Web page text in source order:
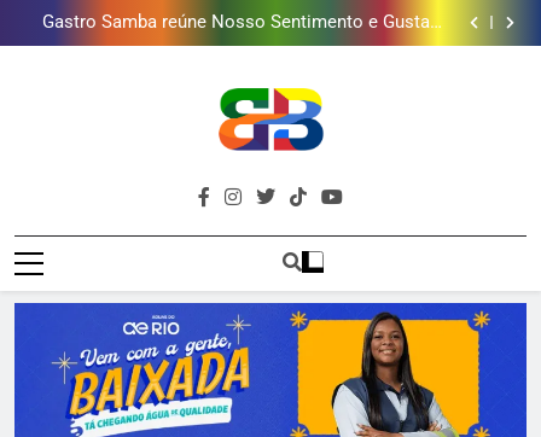
presentear o seu pai. Descubra como escolher o que
Gastro Samba reúne Nosso Sentimento e Gustavo
Lins em Nova Iguaçu neste fim de semana
Shopping Grande Rio sorteia MacBook e oferece
de água por ano na Baixada Fluminense
Guanabara tem diversas opções de vinhos para
presentear o seu pai. Descubra como escolher o que
mais combina com ele
Gastro Samba reúne Nosso Sentimento e Gustavo
Lins em Nova Iguaçu neste fim de semana
Shopping Grande Rio sorteia MacBook e oferece
vinho em campanha de Dia dos Pais
Obra garante a preservação de 190 milhões de litros
Brava
Baixada
Baixada Fluminense Em Destaque!